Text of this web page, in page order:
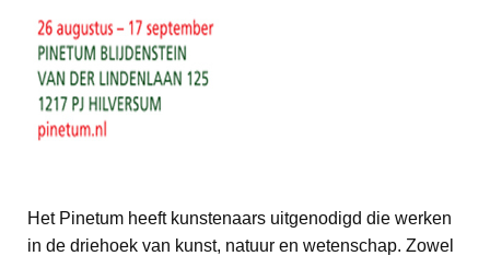
Het Pinetum heeft kunstenaars uitgenodigd die werken
in de driehoek van kunst, natuur en wetenschap. Zowel